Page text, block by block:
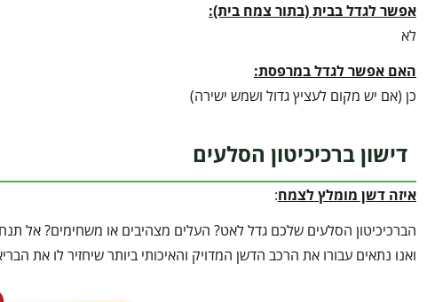
אפשר לגדל בבית (בתור צמח בית):
לא
האם אפשר לגדל במרפסת:
כן (אם יש מקום לעציץ גדול ושמש ישירה)
דישון ברכיכיטון הסלעים
איזה דשן מומלץ לצמח:
הברכיכיטון הסלעים שלכם גדל לאט? העלים מצהיבים או משחימים? אל
ואנו נתאים עבורו את הרכב הדשן המדויק והאיכותי ביותר שיחזיר לו את